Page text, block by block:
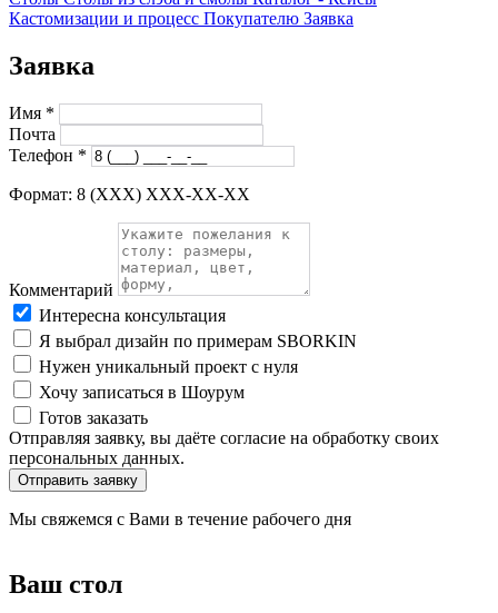
Кастомизации и процесс Покупателю Заявка
Ваш стол
Заявка
Имя *
Почта
Телефон *
Формат: 8 (XXX) XXX-XX-XX
Комментарий
Интересна консультация
Я выбрал дизайн по примерам SBORKIN
Нужен уникальный проект с нуля
Хочу записаться в Шоурум
Готов заказать
Отправляя заявку, вы даёте согласие на обработку своих
персональных данных.
Отправить заявку
Мы свяжемся с Вами в течение рабочего дня